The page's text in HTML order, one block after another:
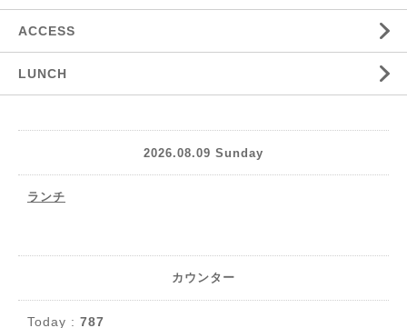
ACCESS
LUNCH
2026.08.09 Sunday
ランチ
カウンター
Today : 787